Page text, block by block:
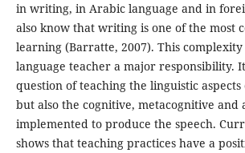
in writing, in Arabic language and in
also know that writing is one of the most
learning (Barratte, 2007). This complexity
language teacher a major responsibility.
question of teaching the linguistic aspects
but also the cognitive, metacognitive and
implemented to produce the speech.
shows that teaching practices have a